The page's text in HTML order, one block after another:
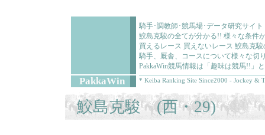
騎手･調教師･競馬場･データ研究サイ
鮫島克駿の全てが分かる!! 様々な条件
買えるレース 買えないレース 鮫島克
騎手、厩舎、コースについて様々な切
PakkaWin競馬情報は「趣味は競馬!!」
PakkaWin * Keiba Ranking Site Since2000 - Jockey &
鮫島克駿 (西・29)